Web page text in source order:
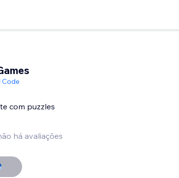
Code
com puzzles
há avaliações